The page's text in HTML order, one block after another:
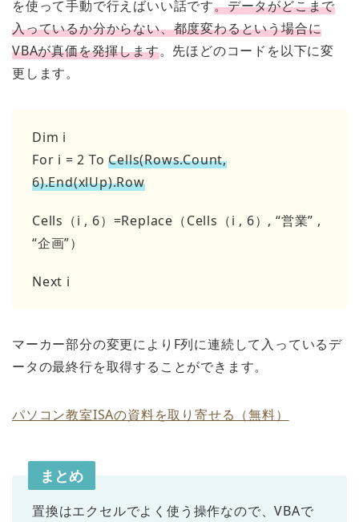
を使って手動で行えばいい話です。データがどこまで
入っているか分からない、都度変わるという場合に
VBAが真価を発揮します。先ほどのコードを以下に変
更します。
Dim i
For i = 2 ToCells(Rows.Count,
6).End(xlUp).Row
Cells（i , 6）=Replace（Cells（i , 6）, “営業” ,
“企画”）
Next i
マーカー部分の変更によりF列に連続して入っているデ
ータの最終行を取得することができます。
パソコン教室ISAの資料を取り寄せる（無料）
まとめ
置換はエクセルでよく使う操作なので、VBAで